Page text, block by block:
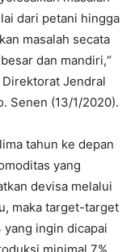
dari petani hingga
masalah secata
dan mandiri,“
Direktorat Jendral
Senen (13/1/2020).
tahun ke depan
yang
devisa melalui
maka target-target
ingin dicapai